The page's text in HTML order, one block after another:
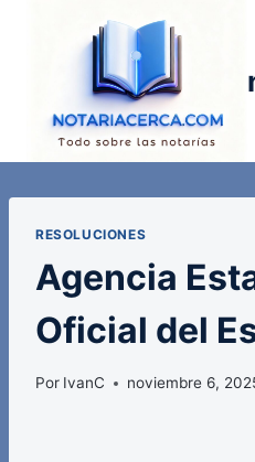
RESOLUCIONES
Agencia
Oficial del
Por IvanC noviembre 6,